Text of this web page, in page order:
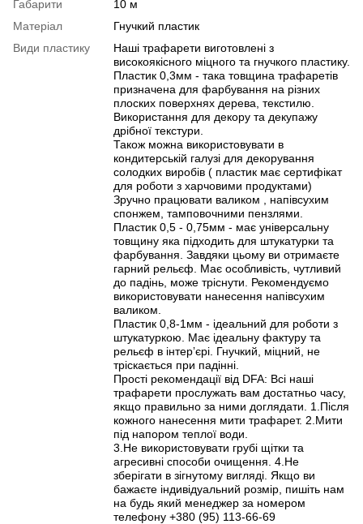
Габарити
10 м
Матеріал
Гнучкий пластик
Види пластику
Наші трафарети виготовлені з
високоякісного міцного та гнучкого пластику.
Пластик 0,3мм - така товщина трафаретів
призначена для фарбування на різних
плоских поверхнях дерева, текстилю.
Використання для декору та декупажу
дрібної текстури.
Також можна використовувати в
кондитерській галузі для декорування
солодких виробів ( пластик має сертифікат
для роботи з харчовими продуктами)
Зручно працювати валиком , напівсухим
спонжем, тамповочними пензлями.
Пластик 0,5 - 0,75мм - має універсальну
товщину яка підходить для штукатурки та
фарбування. Завдяки цьому ви отримаєте
гарний рельєф. Має особливість, чутливий
до падінь, може тріснути. Рекомендуємо
використовувати нанесення напівсухим
валиком.
Пластик 0,8-1мм - ідеальний для роботи з
штукатуркою. Має ідеальну фактуру та
рельєф в інтерʼєрі. Гнучкий, міцний, не
тріскається при падінні.
Прості рекомендації від DFA: Всі наші
трафарети прослужать вам достатньо часу,
якщо правильно за ними доглядати. 1.Після
кожного нанесення мити трафарет. 2.Мити
під напором теплої води.
3.Не використовувати грубі щітки та
агресивні способи очищення. 4.Не
зберігати в зігнутому вигляді. Якщо ви
бажаєте індивідуальний розмір, пишіть нам
на будь який менеджер за номером
телефону +380 (95) 113-66-69